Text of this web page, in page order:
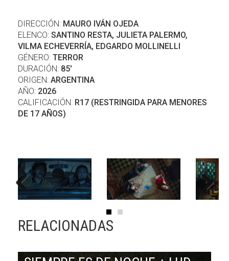
DIRECCIÓN: MAURO IVÁN OJEDA
ELENCO: SANTINO RESTA, JULIETA PALERMO,
VILMA ECHEVERRÍA, EDGARDO MOLLINELLI
GÉNERO: TERROR
DURACIÓN: 85'
ORIGEN: ARGENTINA
AÑO: 2026
CALIFICACIÓN: R17 (RESTRINGIDA PARA MENORES
DE 17 AÑOS)
RELACIONADAS